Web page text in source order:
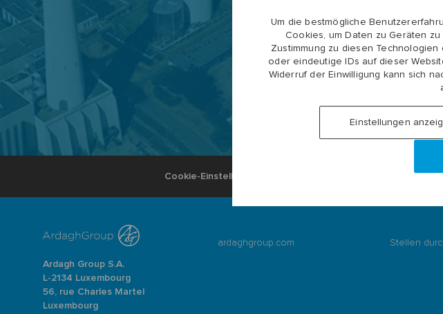
Um die bestmögliche
Cookies, um Daten zu Geräten
Zustimmung zu diesen
oder eindeutige IDs auf dieser
Widerruf der Einwilligung kann sich
Einstellungen
Alle
Cookie-Einstellungen der Karriereseite
Ardagh Group S.A.
L-2134 Luxembourg
56, rue Charles Martel
Luxembourg
ardaghgroup.com Stellen